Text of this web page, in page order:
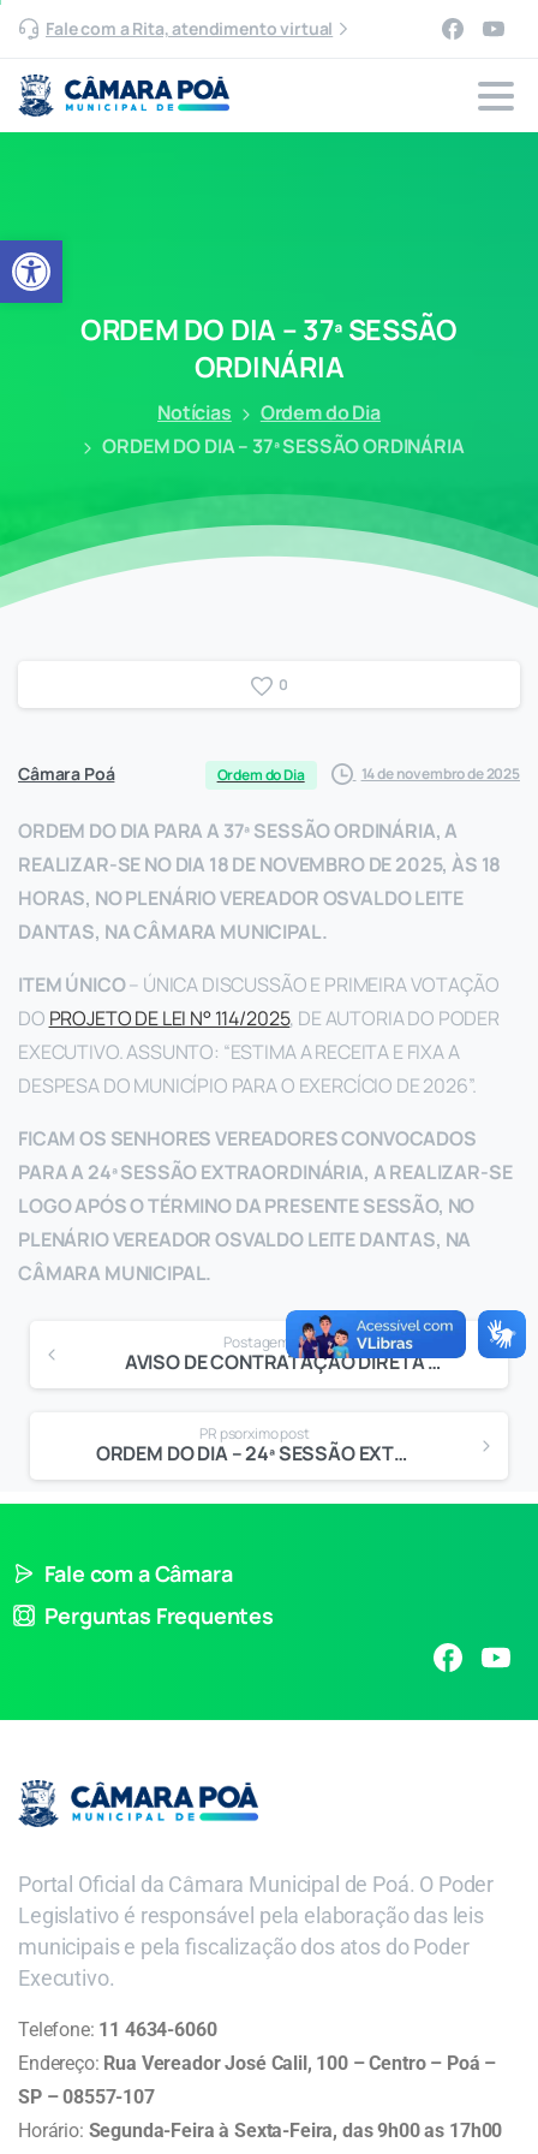
Abrir a barra de ferramentas
Fale com a Rita, atendimento virtual
ORDEMDO DIA –37ªSESSÃO
ORDINÁRIA
Notícias
Ordem do Dia
ORDEM DO DIA – 37ª SESSÃO ORDINÁRIA
0
Câmara Poá Ordem do Dia 14 de novembro de 2025
ORDEM DO DIA PARA A 37ª SESSÃO ORDINÁRIA, A
REALIZAR-SE NO DIA 18 DE NOVEMBRO DE 2025, ÀS 18
HORAS, NO PLENÁRIO VEREADOR OSVALDO LEITE
DANTAS, NA CÂMARA MUNICIPAL.
ITEM ÚNICO– ÚNICA DISCUSSÃO E PRIMEIRA VOTAÇÃO
DO PROJETO DE LEI N° 114/2025, DE AUTORIA DO PODER
EXECUTIVO. ASSUNTO: “ESTIMA A RECEITA E FIXA A
DESPESA DO MUNICÍPIO PARA O EXERCÍCIO DE 2026”.
FICAM OS SENHORES VEREADORES CONVOCADOS
PARA A 24ª SESSÃO EXTRAORDINÁRIA, A REALIZAR-SE
LOGO APÓS O TÉRMINO DA PRESENTE SESSÃO, NO
PLENÁRIO VEREADOR OSVALDO LEITE DANTAS, NA
CÂMARA MUNICIPAL.
Postagem anterior
AVISO DE CONTRATAÇÃO DIRETA Nº 038/2025
PR psorximo post
ORDEM DO DIA – 24ª SESSÃO EXTRAORDINÁRIA
Fale com a Câmara
Perguntas Frequentes
Portal Oficial da Câmara Municipal de Poá. O Poder
Legislativo é responsável pela elaboração das leis
municipais e pela fiscalização dos atos do Poder
Executivo.
Telefone: 11 4634-6060
Endereço: Rua Vereador José Calil, 100 – Centro – Poá –
SP – 08557-107
Horário: Segunda-Feira à Sexta-Feira, das 9h00 as 17h00